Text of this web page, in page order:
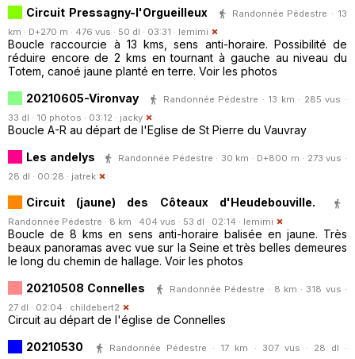
Circuit Pressagny-l'Orgueilleux
Randonnée Pédestre · 13
km · D+270 m · 476 vus · 50 dl · 03:31 · lemimi
Boucle raccourcie à 13 kms, sens anti-horaire. Possibilité de
réduire encore de 2 kms en tournant à gauche au niveau du
Totem, canoé jaune planté en terre. Voir les photos
20210605-Vironvay
Randonnée Pédestre · 13 km · 285 vus ·
33 dl · 10 photos · 03:12 · jacky
Boucle A-R au départ de l'Eglise de St Pierre du Vauvray
Les andelys
Randonnée Pédestre · 30 km · D+800 m · 273 vus ·
28 dl · 00:28 · jatrek
Circuit (jaune) des Côteaux d'Heudebouville.
Randonnée Pédestre · 8 km · 404 vus · 53 dl · 02:14 · lemimi
Boucle de 8 kms en sens anti-horaire balisée en jaune. Très
beaux panoramas avec vue sur la Seine et très belles demeures
le long du chemin de hallage. Voir les photos
20210508 Connelles
Randonnée Pédestre · 8 km · 318 vus ·
27 dl · 02:04 · childebert2
Circuit au départ de l'église de Connelles
20210530
Randonnée Pédestre · 17 km · 307 vus · 28 dl ·